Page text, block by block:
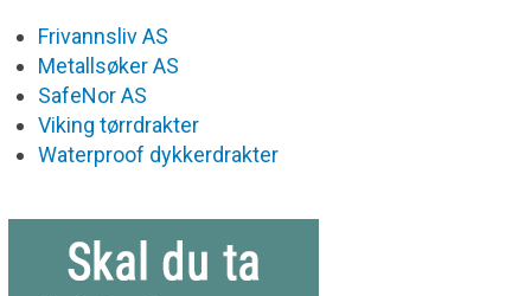
Frivannsliv AS
Metallsøker AS
SafeNor AS
Viking tørrdrakter
Waterproof dykkerdrakter